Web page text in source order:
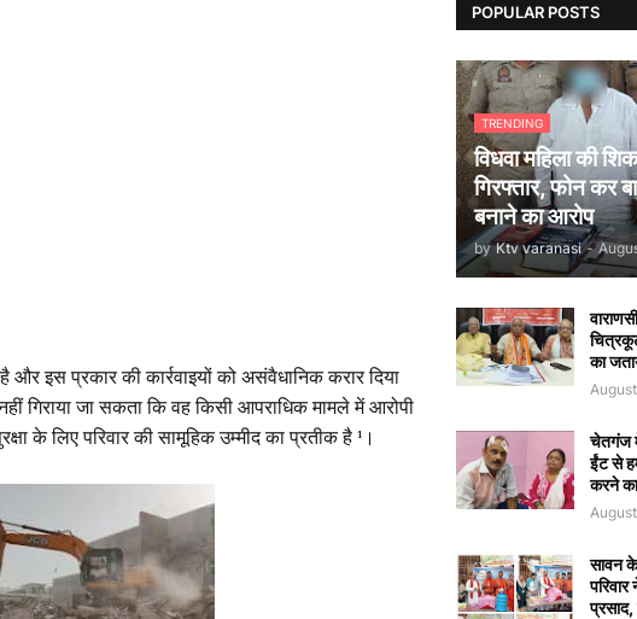
इस प्रकार की कार्रवाइयों को असंवैधानिक करार दिया
गिराया जा सकता कि वह किसी आपराधिक मामले में आरोपी
के लिए परिवार की सामूहिक उम्मीद का प्रतीक है ¹।
POPULAR POSTS
TRENDING
विधवा महिला की
गिरफ्तार, फोन कर
बनाने का आरोप
by Ktv varanasi -
का
चेतगंज
ईंट से
करने
सावन